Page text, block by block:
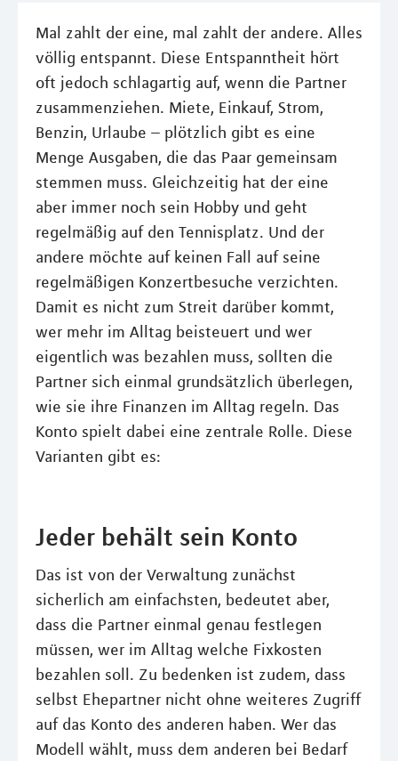
Mal zahlt der eine, mal zahlt der andere. Alles
völlig entspannt. Diese Entspanntheit hört
oft jedoch schlagartig auf, wenn die Partner
zusammenziehen. Miete, Einkauf, Strom,
Benzin, Urlaube – plötzlich gibt es eine
Menge Ausgaben, die das Paar gemeinsam
stemmen muss. Gleichzeitig hat der eine
aber immer noch sein Hobby und geht
regelmäßig auf den Tennisplatz. Und der
andere möchte auf keinen Fall auf seine
regelmäßigen Konzertbesuche verzichten.
Damit es nicht zum Streit darüber kommt,
wer mehr im Alltag beisteuert und wer
eigentlich was bezahlen muss, sollten die
Partner sich einmal grundsätzlich überlegen,
wie sie ihre Finanzen im Alltag regeln. Das
Konto spielt dabei eine zentrale Rolle. Diese
Varianten gibt es:
Jeder behält sein Konto
Das ist von der Verwaltung zunächst
sicherlich am einfachsten, bedeutet aber,
dass die Partner einmal genau festlegen
müssen, wer im Alltag welche Fixkosten
bezahlen soll. Zu bedenken ist zudem, dass
selbst Ehepartner nicht ohne weiteres Zugriff
auf das Konto des anderen haben. Wer das
Modell wählt, muss dem anderen bei Bedarf